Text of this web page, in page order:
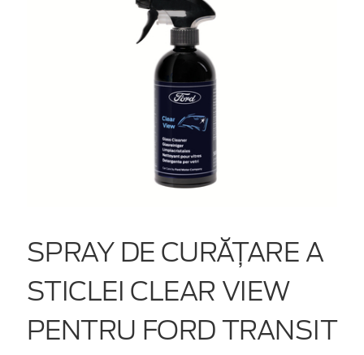
SPRAY DE CURĂȚARE A
STICLEI CLEAR VIEW
PENTRU FORD TRANSIT